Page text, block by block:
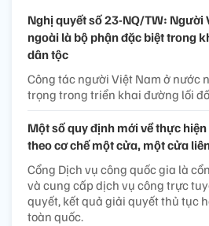
Nghị quyết số 23-NQ/TW: Người
ngoài là bộ phận đặc biệt trong
dân tộc
Công tác người Việt Nam ở nước
trọng trong triển khai đường lối
Một số quy định mới về thực
theo cơ chế một cửa, một cửa
Cổng Dịch vụ công quốc gia là
và cung cấp dịch vụ công trực
quyết, kết quả giải quyết thủ tục
toàn quốc.